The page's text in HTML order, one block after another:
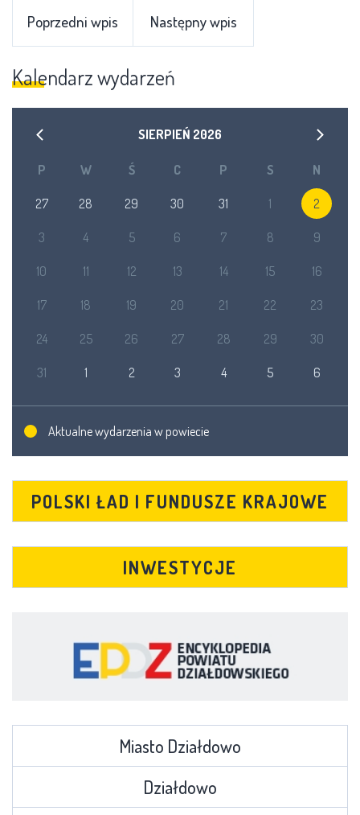
Poprzedni wpis Następny wpis
Kalendarz wydarzeń
SIERPIEŃ 2026
P W Ś C P S N
27 28 29 30 31 1 2
3 4 5 6 7 8 9
10 11 12 13 14 15 16
17 18 19 20 21 22 23
24 25 26 27 28 29 30
31 1 2 3 4 5 6
Aktualne wydarzenia w powiecie
POLSKI ŁAD I FUNDUSZE KRAJOWE
INWESTYCJE
Miasto Działdowo
Działdowo